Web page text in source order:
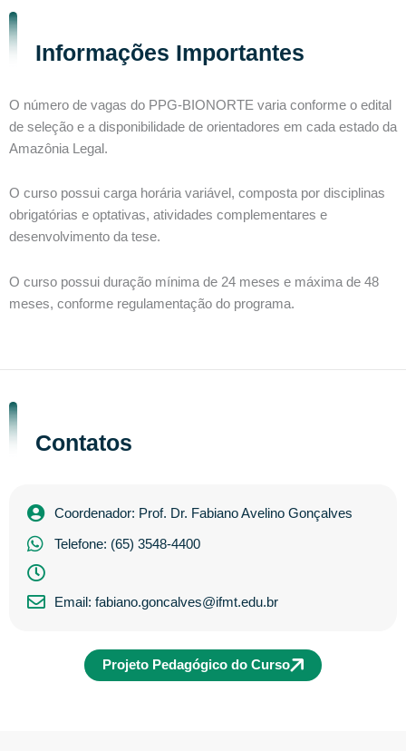
Informações Importantes
O número de vagas do PPG-BIONORTE varia conforme o edital
de seleção e a disponibilidade de orientadores em cada estado da
Amazônia Legal.
O curso possui carga horária variável, composta por disciplinas
obrigatórias e optativas, atividades complementares e
desenvolvimento da tese.
O curso possui duração mínima de 24 meses e máxima de 48
meses, conforme regulamentação do programa.
Contatos
Coordenador: Prof. Dr. Fabiano Avelino Gonçalves
Telefone: (65) 3548-4400
Email: fabiano.goncalves@ifmt.edu.br
Projeto Pedagógico do Curso